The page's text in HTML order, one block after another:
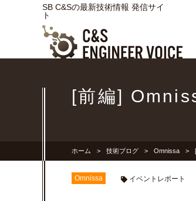
SB C&Sの最新技術情報 発信サイ
ト
[前編]
ホーム 技術ブログ Omnissa
Omnissa イベントレポート